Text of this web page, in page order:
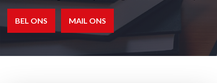
BEL ONS MAIL ONS